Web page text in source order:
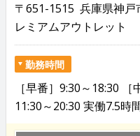
〒651-1515 兵庫県神戸
レミアムアウトレット
勤務時間
［早番］9:30～18:30 ［
11:30～20:30 実働7.5